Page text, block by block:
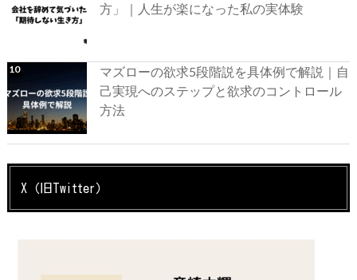
方」｜人生が楽になった私の実体験
マズローの欲求5段階説を具体例で解説｜自
己実現へのステップと欲求のコントロール
方法
X（旧Twitter）